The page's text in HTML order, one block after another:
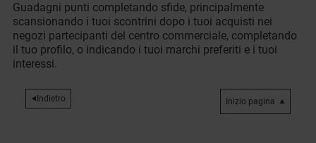
Guadagni punti completando sfide, principalmente
scansionando i tuoi scontrini dopo i tuoi acquisti nei
negozi partecipanti del centro commerciale, completando
il tuo profilo, o indicando i tuoi marchi preferiti e i tuoi
interessi.
Indietro Inizio pagina